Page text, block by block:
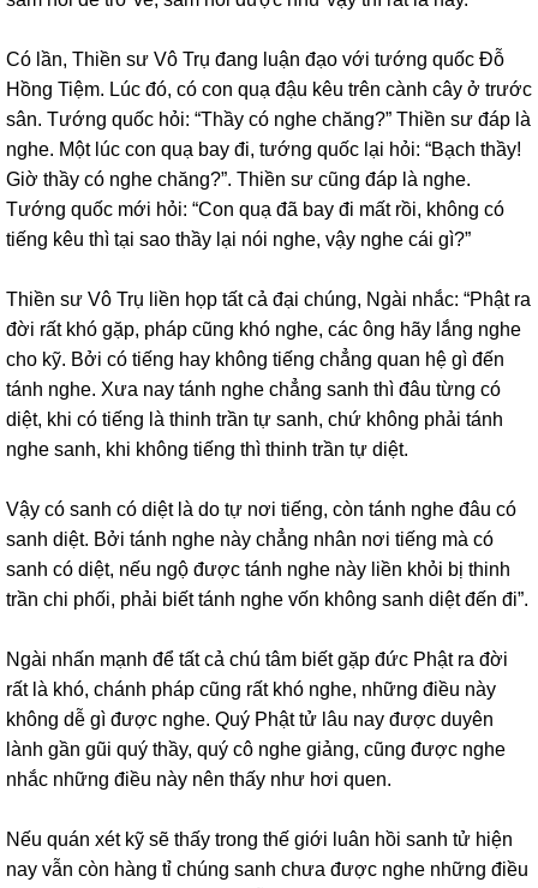
Có lần, Thiền sư Vô Trụ đang luận đạo với tướng quốc Đỗ
Hồng Tiệm. Lúc đó, có con quạ đậu kêu trên cành cây ở trước
sân. Tướng quốc hỏi: “Thầy có nghe chăng?” Thiền sư đáp là
nghe. Một lúc con quạ bay đi, tướng quốc lại hỏi: “Bạch thầy!
Giờ thầy có nghe chăng?”. Thiền sư cũng đáp là nghe.
Tướng quốc mới hỏi: “Con quạ đã bay đi mất rồi, không có
tiếng kêu thì tại sao thầy lại nói nghe, vậy nghe cái gì?”
Thiền sư Vô Trụ liền họp tất cả đại chúng, Ngài nhắc: “Phật ra
đời rất khó gặp, pháp cũng khó nghe, các ông hãy lắng nghe
cho kỹ. Bởi có tiếng hay không tiếng chẳng quan hệ gì đến
tánh nghe. Xưa nay tánh nghe chẳng sanh thì đâu từng có
diệt, khi có tiếng là thinh trần tự sanh, chứ không phải tánh
nghe sanh, khi không tiếng thì thinh trần tự diệt.
Vậy có sanh có diệt là do tự nơi tiếng, còn tánh nghe đâu có
sanh diệt. Bởi tánh nghe này chẳng nhân nơi tiếng mà có
sanh có diệt, nếu ngộ được tánh nghe này liền khỏi bị thinh
trần chi phối, phải biết tánh nghe vốn không sanh diệt đến đi”.
Ngài nhấn mạnh để tất cả chú tâm biết gặp đức Phật ra đời
rất là khó, chánh pháp cũng rất khó nghe, những điều này
không dễ gì được nghe. Quý Phật tử lâu nay được duyên
lành gần gũi quý thầy, quý cô nghe giảng, cũng được nghe
nhắc những điều này nên thấy như hơi quen.
Nếu quán xét kỹ sẽ thấy trong thế giới luân hồi sanh tử hiện
nay vẫn còn hàng tỉ chúng sanh chưa được nghe những điều